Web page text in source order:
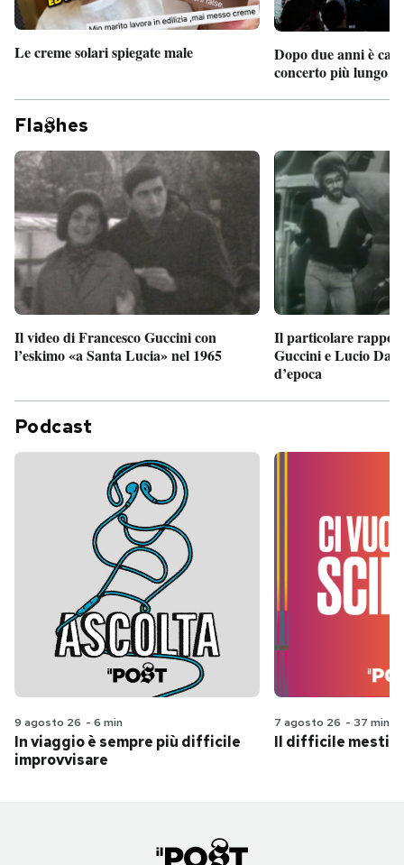
Le creme solari spiegate male
Dopo due anni è
concerto più lungo
Fla hes
Il video di Francesco Guccini con
l’eskimo «a Santa Lucia» nel 1965
Il particolare
Guccini e Lucio
d’epoca
Podcast
9 agosto 26 - 6 min
In viaggio è sempre più difficile
improvvisare
7 agosto 26 - 37 min
Il difficile